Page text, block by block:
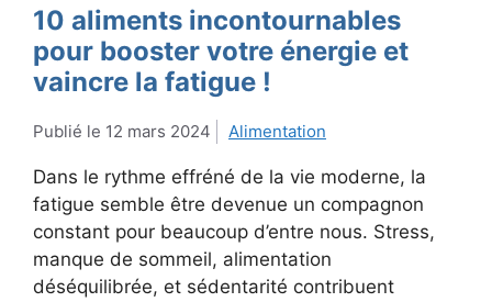
10 aliments incontournables
pour booster votre énergie et
vaincre la fatigue !
12 mars 2024 Alimentation
Dans le rythme effréné de la vie moderne, la
fatigue semble être devenue un compagnon
constant pour beaucoup d’entre nous. Stress,
manque de sommeil, alimentation
déséquilibrée, et sédentarité contribuent